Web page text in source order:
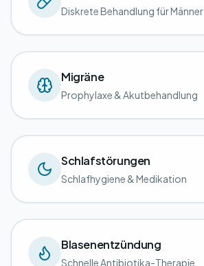
Diskrete Behandlung für Männer
Migräne
Prophylaxe & Akutbehandlung
Schlafstörungen
Schlafhygiene & Medikation
Blasenentzündung
Schnelle Antibiotika-Therapie